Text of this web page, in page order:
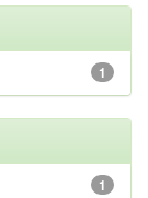
1
1